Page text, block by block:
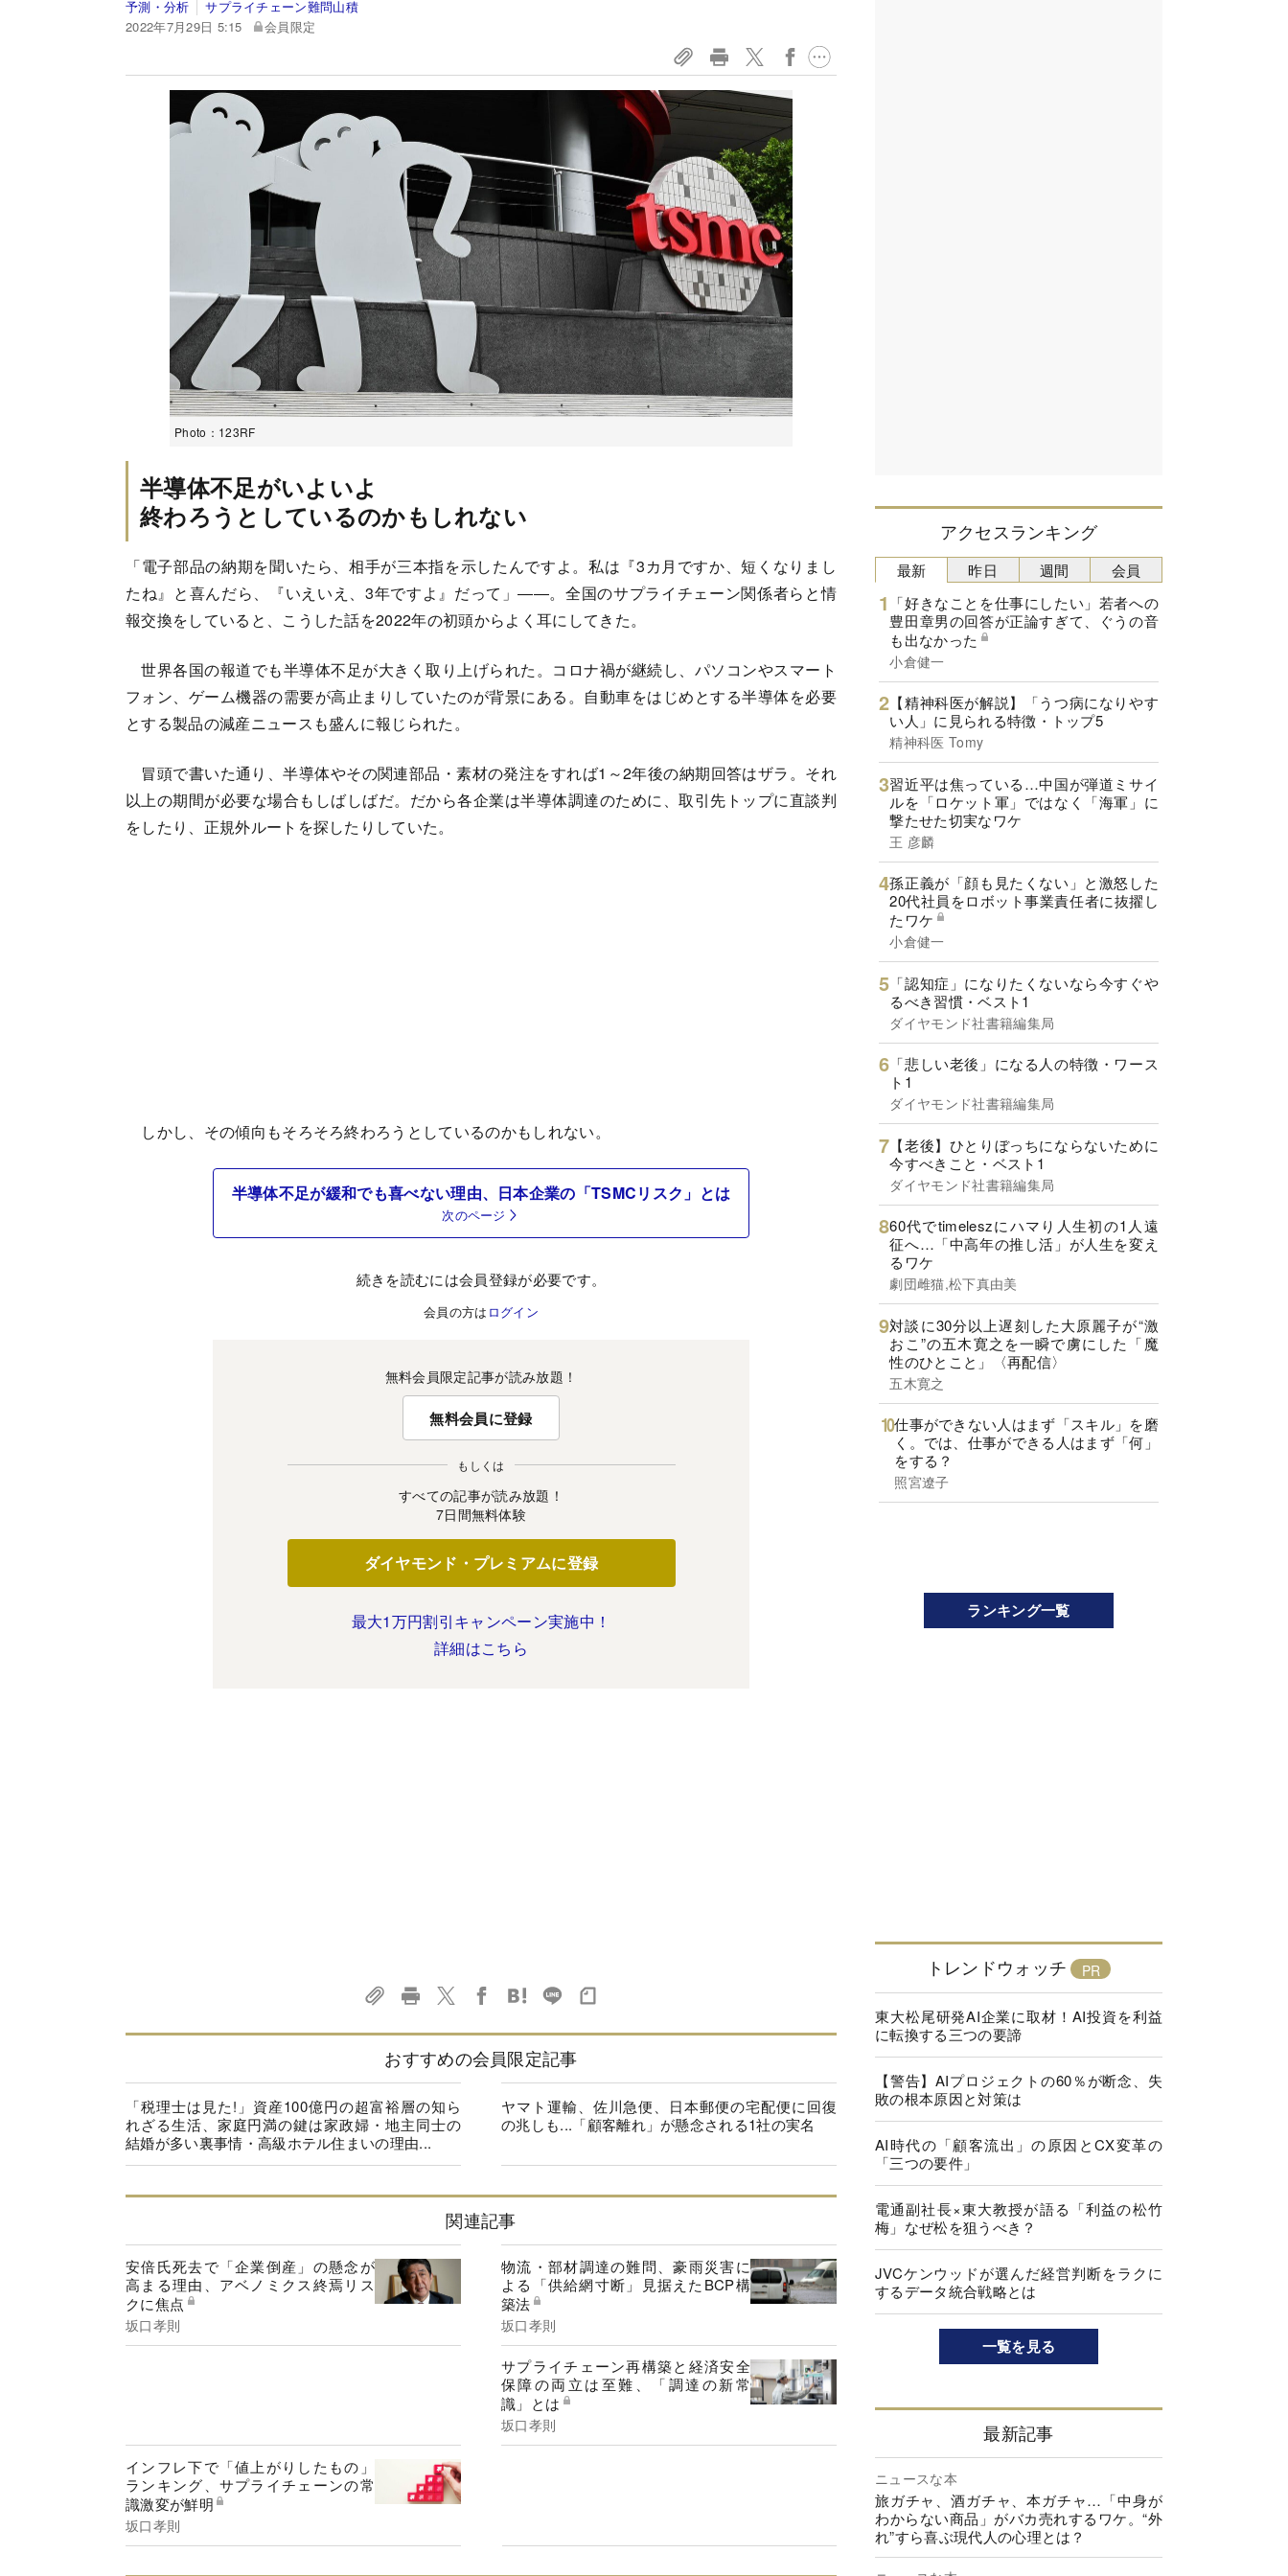
予測・分析
サプライチェーン難問山積
2022年7月29日 5:15
会員限定
Photo：123RF
半導体不足がいよいよ
終わろうとしているのかもしれない
「電子部品の納期を聞いたら、相手が三本指を示したんですよ。私は『3カ月ですか、短くなりまし
たね』と喜んだら、『いえいえ、3年ですよ』だって」――。全国のサプライチェーン関係者らと情
報交換をしていると、こうした話を2022年の初頭からよく耳にしてきた。
世界各国の報道でも半導体不足が大きく取り上げられた。コロナ禍が継続し、パソコンやスマート
フォン、ゲーム機器の需要が高止まりしていたのが背景にある。自動車をはじめとする半導体を必要
とする製品の減産ニュースも盛んに報じられた。
冒頭で書いた通り、半導体やその関連部品・素材の発注をすれば1～2年後の納期回答はザラ。それ
以上の期間が必要な場合もしばしばだ。だから各企業は半導体調達のために、取引先トップに直談判
をしたり、正規外ルートを探したりしていた。
しかし、その傾向もそろそろ終わろうとしているのかもしれない。
半導体不足が緩和でも喜べない理由、日本企業の「TSMCリスク」とは
次のページ
続きを読むには会員登録が必要です。
会員の方は ログイン
無料会員限定記事が読み放題！
無料会員に登録
もしくは
すべての記事が読み放題！
7日間無料体験
ダイヤモンド・プレミアムに登録
最大1万円割引キャンペーン実施中！
詳細はこちら
おすすめの会員限定記事
「税理士は見た!」資産100億円の超富裕層の知ら
れざる生活、家庭円満の鍵は家政婦・地主同士の
結婚が多い裏事情・高級ホテル住まいの理由...
ヤマト運輸、佐川急便、日本郵便の宅配便に回復
の兆しも...「顧客離れ」が懸念される1社の実名
関連記事
安倍氏死去で「企業倒産」の懸念が
高まる理由、アベノミクス終焉リス
クに焦点
坂口孝則
物流・部材調達の難問、豪雨災害に
よる「供給網寸断」見据えたBCP構
築法
坂口孝則
サプライチェーン再構築と経済安全
保障の両立は至難、「調達の新常
識」とは
坂口孝則
インフレ下で「値上がりしたもの」
ランキング、サプライチェーンの常
識激変が鮮明
坂口孝則
アクセスランキング
最新
「好きなことを仕事にしたい」若者への
豊田章男の回答が正論すぎて、ぐうの音
も出なかった
小倉健一
【精神科医が解説】「うつ病になりやす
い人」に見られる特徴・トップ5
精神科医 Tomy
習近平は焦っている…中国が弾道ミサイ
ルを「ロケット軍」ではなく「海軍」に
撃たせた切実なワケ
王 彦麟
孫正義が「顔も見たくない」と激怒した
20代社員をロボット事業責任者に抜擢し
たワケ
小倉健一
「認知症」になりたくないなら今すぐや
るべき習慣・ベスト1
ダイヤモンド社書籍編集局
「悲しい老後」になる人の特徴・ワース
ト1
ダイヤモンド社書籍編集局
【老後】ひとりぼっちにならないために
今すべきこと・ベスト1
ダイヤモンド社書籍編集局
60代でtimeleszにハマり人生初の1人遠
征へ…「中高年の推し活」が人生を変え
るワケ
劇団雌猫,松下真由美
対談に30分以上遅刻した大原麗子が“激
おこ”の五木寛之を一瞬で虜にした「魔
性のひとこと」〈再配信〉
五木寛之
仕事ができない人はまず「スキル」を磨
く。では、仕事ができる人はまず「何」
をする？
照宮遼子
昨日 週間 会員
ランキング一覧
トレンドウォッチ
東大松尾研発AI企業に取材！AI投資を利益
に転換する三つの要諦
【警告】AIプロジェクトの60％が断念、失
敗の根本原因と対策は
AI時代の「顧客流出」の原因とCX変革の
「三つの要件」
電通副社長×東大教授が語る「利益の松竹
梅」なぜ松を狙うべき？
JVCケンウッドが選んだ経営判断をラクに
するデータ統合戦略とは
一覧を見る
最新記事
ニュースな本
旅ガチャ、酒ガチャ、本ガチャ…「中身が
わからない商品」がバカ売れするワケ。“外
れ”すら喜ぶ現代人の心理とは？